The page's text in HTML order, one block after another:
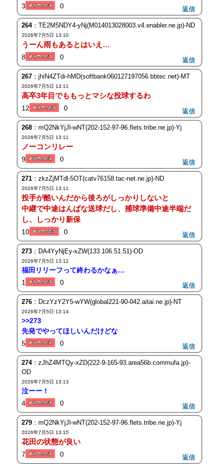
3
0 返信
264：TE2M5NDY4-yNj(M014013028003.v4.enabler.ne.jp)-ND
2026年7月5日 13:10
うーん雨もあるとはいえ…
8 0 返信
267：jhiN4ZTdi-hMD(softbank060127197056.bbtec.net)-MT
2026年7月5日 13:11
高卒3年目でももっとマシな投球するわ
12 0 返信
268：mQ2NkYjJl-wNT(202-152-97-96.flets.tribe.ne.jp)-Yj
2026年7月5日 13:11
ノーコンリレー
9 0 返信
271：zkzZjMTdl-5OT(catv76158.tac-net.ne.jp)-ND
2026年7月5日 13:11
投手が酷いんだから後ろがしっかりしないと
中継で中途はんぱな送球だし、捕球準備中途半端だ
し、しっかり新保
10 0 返信
273：DA4YyNjEy-xZW(133.106.51.51)-OD
2026年7月5日 13:12
福田リリーフって終わるかなぁ…
1
0 返信
276：DczYzY2Y5-wYW(global221-90-042.aitai.ne.jp)-NT
2026年7月5日 13:14
>>273
先発でやってほしいんだけどな
5
0 返信
274：zJhZ4MTQy-xZD(222-9-165-93.area56b.commufa.jp)-
OD
2026年7月5日 13:13
泣ーー！
4
0 返信
279：mQ2NkYjJl-wNT(202-152-97-96.flets.tribe.ne.jp)-Yj
2026年7月5日 13:15
花田の状態が良い
7 0 返信